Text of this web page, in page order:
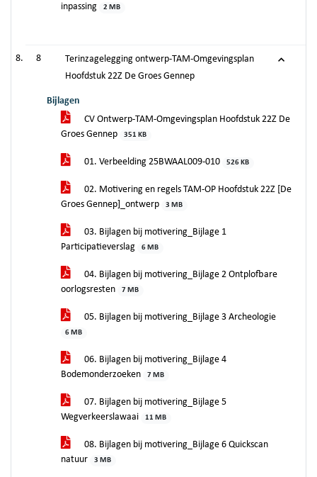
inpassing
2 MB
8
Terinzagelegging ontwerp-TAM-Omgevingsplan
Hoofdstuk 22Z De Groes Gennep
Bijlagen
CV Ontwerp-TAM-Omgevingsplan Hoofdstuk 22Z De
Groes Gennep
351 KB
01. Verbeelding 25BWAAL009-010 526 KB
02. Motivering en regels TAM-OP Hoofdstuk 22Z [De
Groes Gennep]_ontwerp
3 MB
03. Bijlagen bij motivering_Bijlage 1
Participatieverslag
6 MB
04. Bijlagen bij motivering_Bijlage 2 Ontplofbare
oorlogsresten
7 MB
05. Bijlagen bij motivering_Bijlage 3 Archeologie
6 MB
06. Bijlagen bij motivering_Bijlage 4
Bodemonderzoeken
7 MB
07. Bijlagen bij motivering_Bijlage 5
Wegverkeerslawaai
11 MB
08. Bijlagen bij motivering_Bijlage 6 Quickscan
natuur
3 MB